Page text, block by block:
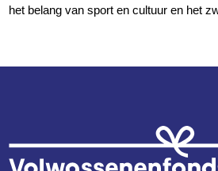
het belang van sport en cultuur en het